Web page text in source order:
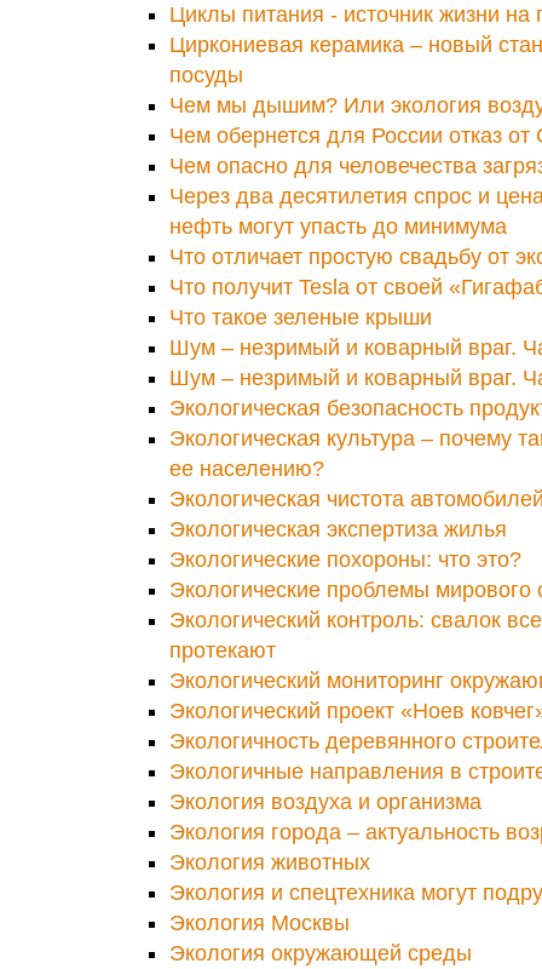
Циклы питания - источник жизни на
Циркониевая керамика – новый
посуды
Чем мы дышим? Или экология
Чем обернется для России отказ от
Чем опасно для человечества
Через два десятилетия спрос и
нефть могут упасть до минимума
Что отличает простую свадьбу от
Что получит Tesla от своей
Что такое зеленые крыши
Шум – незримый и коварный враг.
Шум – незримый и коварный враг.
Экологическая безопасность
Экологическая культура – почему
ее населению?
Экологическая чистота
Экологическая экспертиза жилья
Экологические похороны: что это?
Экологические проблемы мирового
Экологический контроль: свалок
протекают
Экологический мониторинг
Экологический проект «Ноев
Экологичность деревянного
Экологичные направления в
Экология воздуха и организма
Экология города – актуальность
Экология животных
Экология и спецтехника могут
Экология Москвы
Экология окружающей среды